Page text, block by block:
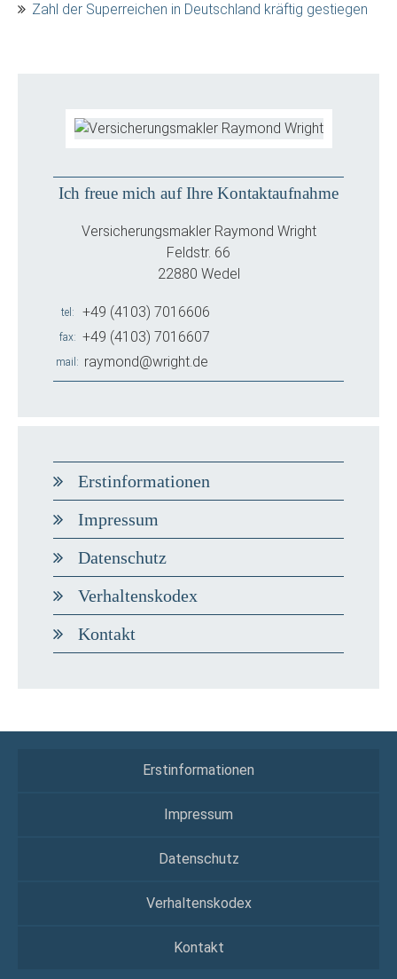
Zahl der Superreichen in Deutschland kräftig gestiegen
Ich freue mich auf Ihre Kontaktaufnahme
Versicherungsmakler Raymond Wright
Feldstr. 66
22880 Wedel
tel +49 (4103) 7016606
fax +49 (4103) 7016607
mail raymond@wright.de
Erstinformationen
Impressum
Datenschutz
Verhaltenskodex
Kontakt
Erstinformationen
Impressum
Datenschutz
Verhaltenskodex
Kontakt